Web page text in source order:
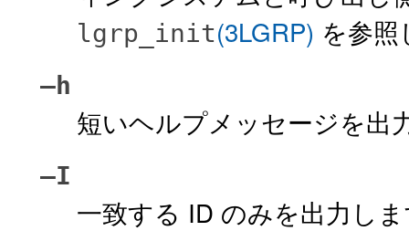
lgrp_init(3LGRP) を参
–h
短いヘルプメッセージを出
–I
一致する ID のみを出力し